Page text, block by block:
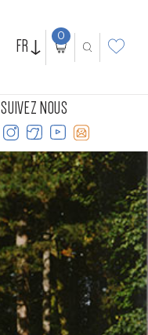
FR 0
SUIVEZ NOUS